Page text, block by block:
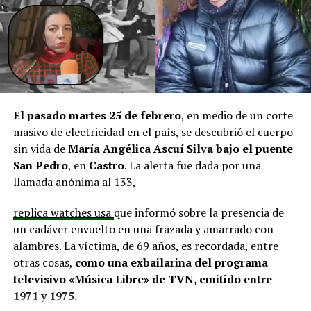
infraestructura del Club Deportivo Bernardo O’Higgins
y el cierre perimetral del Club Deportivo Aucar, obras
fundamentales para el desarrollo comunitario.
El alcalde de Quemchi, Javier Ugarte, expresó una
situación similar, señalando que en su comuna tienen
proyectos elegibles tanto en PMU como en PMB, pero
que hasta la fecha no han recibido respuesta clara sobre
si se entregarán los recursos.“Preocupa esta situación,
estos son proyectos que vienen trabajándose desde
hace tiempo y que hoy están en riesgo por la falta de
En la comuna deCuraco de Vélez, la alcaldesa Javiera
Yáñezindicó que históricamente la Subdere ha apoyado
a los municipios en diversos proyectos y que confía en
que durante el año se asignen nuevos recursos, aunque
reconoció una disminución evidente en comparación
El pasado martes 25 de febrero, en medio de un corte
masivo de electricidad en el país, se descubrió el cuerpo
sin vida deMaría Angélica Ascuí Silvabajo el puente
San Pedro, en Castro. La alerta fue dada por una
llamada anónima al 133,
replica watches usa que informó sobre la presencia de
un cadáver envuelto en una frazada y amarrado con
alambres. La víctima, de 69 años, es recordada, entre
otras cosas, como una exbailarina del programa
televisivo «Música Libre» de TVN, emitido entre
1971 y 1975.